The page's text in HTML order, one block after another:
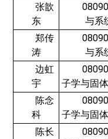
张歆
东
与系
郑传
涛
与系
边虹
宇
子学与固
陈念
科
子学与固
陈长